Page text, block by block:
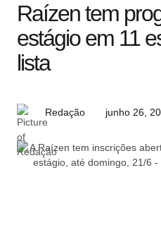
Raízen tem
estágio em 11
lista
Redação junho 26,